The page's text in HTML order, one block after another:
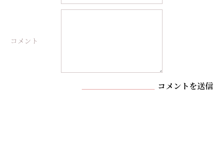
コメント
コメントを送信